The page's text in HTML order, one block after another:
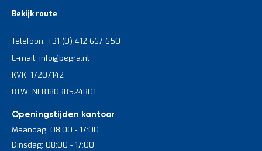
Bekijk route
Telefoon: +31 (0) 412 667 650
E-mail: info@begra.nl
KVK: 17207142
BTW: NL818038524B01
Openingstijden kantoor
Maandag: 08:00 - 17:00
Dinsdag: 08:00 - 17:00